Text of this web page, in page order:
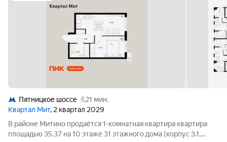
Пятницкое шоссе
21 мин.
Квартал Мит, 2 квартал 2029
В районе Митино продаётся 1-комнатная квартира квартира
площадью 35.37 на 10 этаже 31 этажного дома (корпус 3.1,